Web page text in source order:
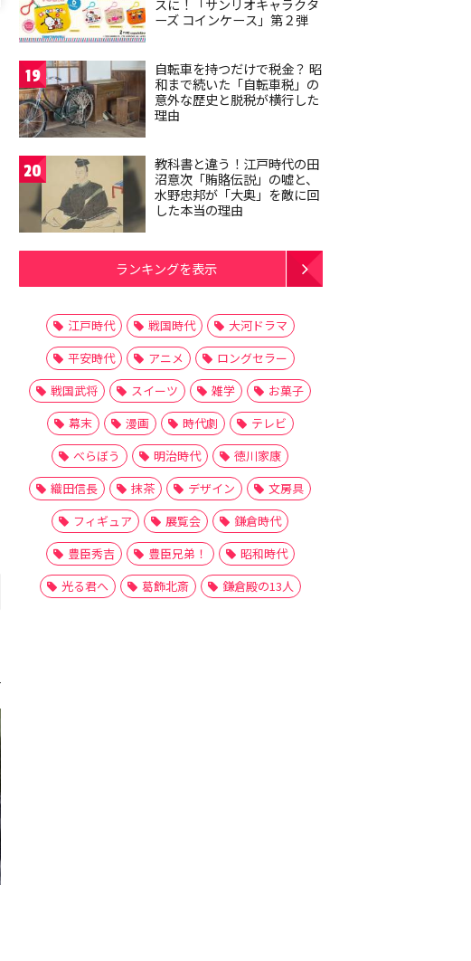
スに！「サンリオキャラクタ
ーズ コインケース」第２弾
19
自転車を持つだけで税金？ 昭
和まで続いた「自転車税」の
意外な歴史と脱税が横行した
理由
20
教科書と違う！江戸時代の田
沼意次「賄賂伝説」の嘘と、
水野忠邦が「大奥」を敵に回
した本当の理由
ランキングを表示
江戸時代 戦国時代
大河ドラマ
平安時代
アニメ
ロングセラー
戦国武将
スイーツ 雑学
お菓子
幕末
漫画 時代劇
テレビ
べらぼう
明治時代
徳川家康
織田信長
抹茶 デザイン
文房具
フィギュア
展覧会
鎌倉時代
豊臣秀吉
豊臣兄弟！
昭和時代
光る君へ
葛飾北斎 鎌倉殿の13人